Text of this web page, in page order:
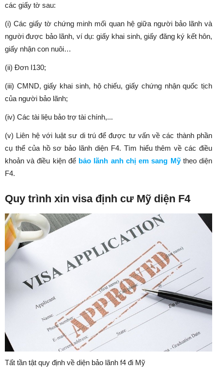
các giấy tờ sau:
(i) Các giấy tờ chứng minh mối quan hệ giữa người bảo lãnh và
người được bảo lãnh, ví dụ: giấy khai sinh, giấy đăng ký kết hôn,
giấy nhận con nuôi…
(ii) Đơn I130;
(iii) CMND, giấy khai sinh, hộ chiếu, giấy chứng nhận quốc tịch
của người bảo lãnh;
(iv) Các tài liệu bảo trợ tài chính,...
(v) Liên hệ với luật sư di trú để được tư vấn về các thành phần
cụ thể của hồ sơ bảo lãnh diện F4. Tìm hiểu thêm về các điều
khoản và điều kiện để bảo lãnh anh chị em sang Mỹtheo diện
F4.
Quy trình xin visa định cư Mỹ diện F4
Tất tần tật quy định về diện bảo lãnh f4 đi Mỹ